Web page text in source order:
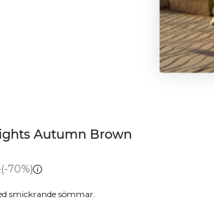
Autumn Brown
(-70%)
smickrande sömmar.